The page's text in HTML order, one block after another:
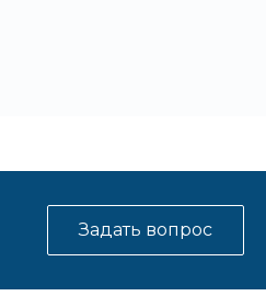
Задать вопрос